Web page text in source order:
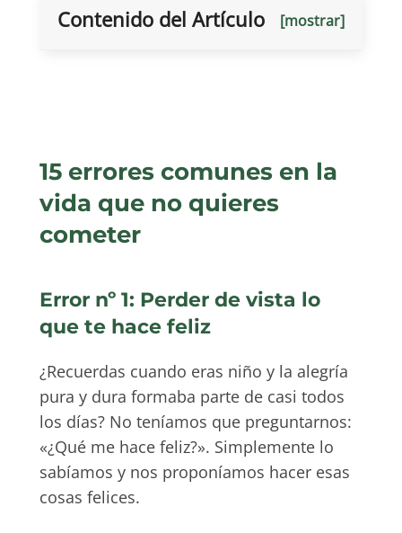
Contenido del Artículo [mostrar]
15 errores comunes en la
vida que no quieres
cometer
Error nº 1: Perder de vista lo
que te hace feliz
¿Recuerdas cuando eras niño y la alegría
pura y dura formaba parte de casi todos
los días? No teníamos que preguntarnos:
«¿Qué me hace feliz?». Simplemente lo
sabíamos y nos proponíamos hacer esas
cosas felices.